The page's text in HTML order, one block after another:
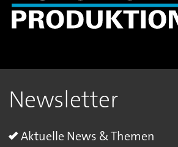
Newsletter
Aktuelle News & Themen